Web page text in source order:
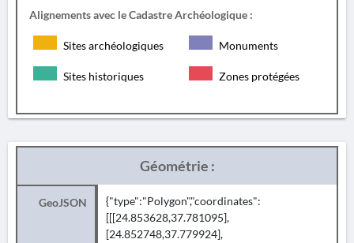
Alignements avec le Cadastre Archéologique :
Sites archéologiques Monuments
Sites historiques Zones protégées
Géométrie :
GeoJSON
{"type":"Polygon","coordinates":
[[[24.853628,37.781095],
[24.852748,37.779924],